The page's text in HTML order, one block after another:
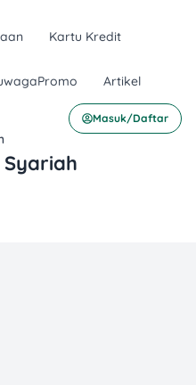
Kartu Kredit
Artikel
Masuk/Daftar